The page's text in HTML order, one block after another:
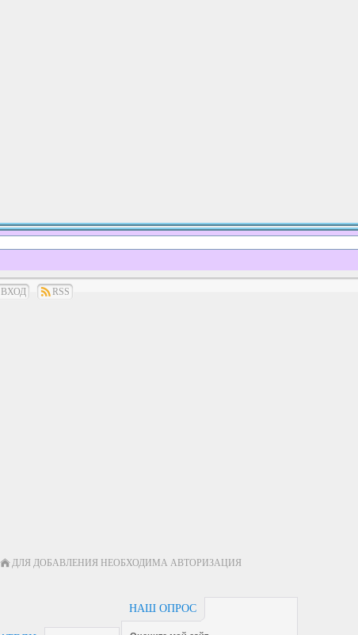
ВХОД RSS
ДЛЯ ДОБАВЛЕНИЯ НЕОБХОДИМА АВТОРИЗАЦИЯ
НАШ ОПРОС